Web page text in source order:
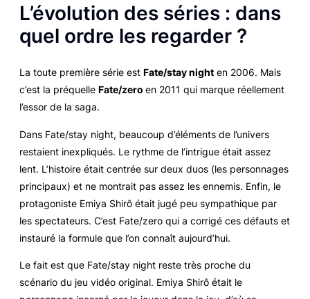
L’évolution des séries : dans
quel ordre les regarder ?
La toute première série est Fate/stay night en 2006. Mais
c’est la préquelle Fate/zero en 2011 qui marque réellement
l’essor de la saga.
Dans Fate/stay night, beaucoup d’éléments de l’univers
restaient inexpliqués. Le rythme de l’intrigue était assez
lent. L’histoire était centrée sur deux duos (les personnages
principaux) et ne montrait pas assez les ennemis. Enfin, le
protagoniste Emiya Shirô était jugé peu sympathique par
les spectateurs. C’est Fate/zero qui a corrigé ces défauts et
instauré la formule que l’on connaît aujourd’hui.
Le fait est que Fate/stay night reste très proche du
scénario du jeu vidéo original. Emiya Shirô était le